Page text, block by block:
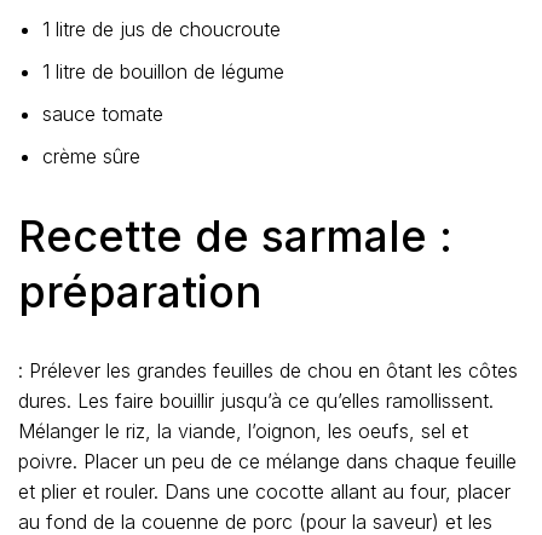
1 litre de jus de choucroute
1 litre de bouillon de légume
sauce tomate
crème sûre
Recette de sarmale :
préparation
: Prélever les grandes feuilles de chou en ôtant les côtes
dures. Les faire bouillir jusqu’à ce qu’elles ramollissent.
Mélanger le riz, la viande, l’oignon, les oeufs, sel et
poivre. Placer un peu de ce mélange dans chaque feuille
et plier et rouler. Dans une cocotte allant au four, placer
au fond de la couenne de porc (pour la saveur) et les